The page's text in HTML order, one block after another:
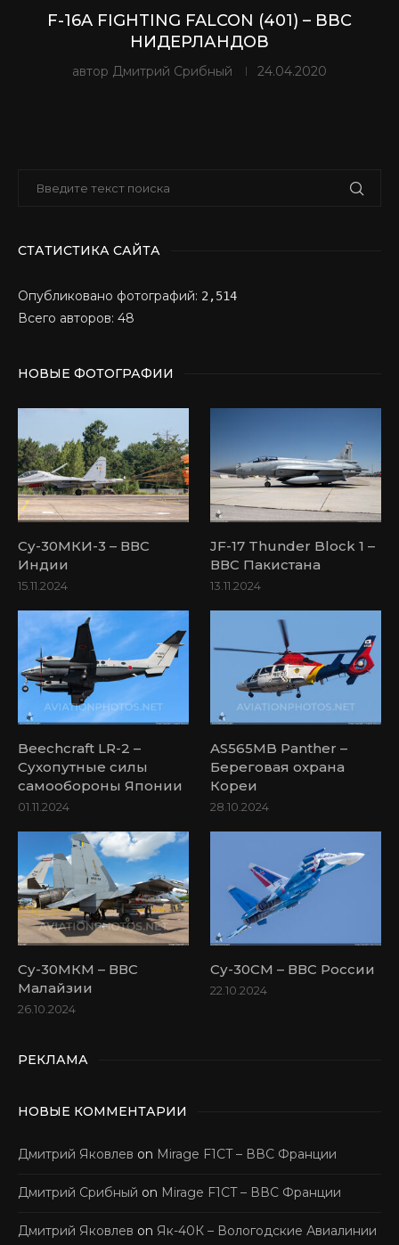
F-16A FIGHTING FALCON (401) – ВВС
НИДЕРЛАНДОВ
автор Дмитрий Срибный 24.04.2020
СТАТИСТИКА САЙТА
Опубликовано фотографий: 2,514
Всего авторов: 48
НОВЫЕ ФОТОГРАФИИ
Су-30МКИ-3 – ВВС
Индии
15.11.2024
JF-17 Thunder Block 1 –
ВВС Пакистана
13.11.2024
Beechcraft LR-2 –
Сухопутные силы
самообороны Японии
01.11.2024
AS565MB Panther –
Береговая охрана
Кореи
28.10.2024
Су-30МКМ – ВВС
Малайзии
26.10.2024
Су-30СМ – ВВС России
22.10.2024
РЕКЛАМА
НОВЫЕ КОММЕНТАРИИ
Дмитрий Яковлев on Mirage F1CT – ВВС Франции
Дмитрий Срибный on Mirage F1CT – ВВС Франции
Дмитрий Яковлев on Як-40К – Вологодские Авиалинии